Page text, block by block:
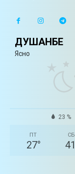
ДУШАНБЕ
Ясно
23 %
ПТ
27°
СБ
41